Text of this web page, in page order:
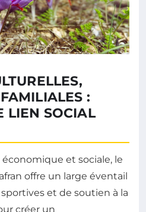
:
LIEN SOCIAL
et sociale, le
offre un large éventail
et de soutien à la
créer un